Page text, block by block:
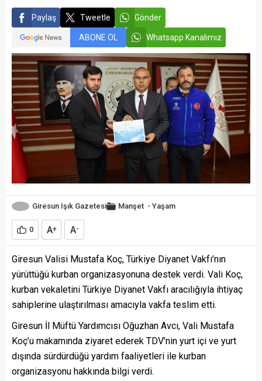
Paylaş Tweetle Gönder
ABONE OL Whatsapp Kanalımız
Giresun Işık Gazetesi Manşet - Yaşam
0 A+ A-
Giresun Valisi Mustafa Koç, Türkiye Diyanet Vakfı’nın
yürüttüğü kurban organizasyonuna destek verdi. Vali Koç,
kurban vekaletini Türkiye Diyanet Vakfı aracılığıyla ihtiyaç
sahiplerine ulaştırılması amacıyla vakfa teslim etti.
Giresun İl Müftü Yardımcısı Oğuzhan Avcı, Vali Mustafa
Koç’u makamında ziyaret ederek TDV’nin yurt içi ve yurt
dışında sürdürdüğü yardım faaliyetleri ile kurban
organizasyonu hakkında bilgi verdi.